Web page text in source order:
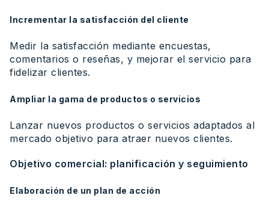
Incrementar la satisfacción del cliente
Medir la satisfacción mediante encuestas,
comentarios o reseñas, y mejorar el servicio para
fidelizar clientes.
Ampliar la gama de productos o servicios
Lanzar nuevos productos o servicios adaptados al
mercado objetivo para atraer nuevos clientes.
Objetivo comercial: planificación y seguimiento
Elaboración de un plan de acción